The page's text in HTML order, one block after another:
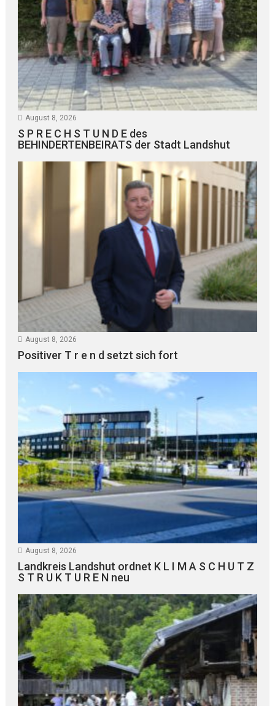
August 8, 2026
S P R E C H S T U N D E des
BEHINDERTENBEIRATS der Stadt Landshut
August 8, 2026
Positiver T r e n d setzt sich fort
August 8, 2026
Landkreis Landshut ordnet K L I M A S C H U T Z
S T R U K T U R E N neu